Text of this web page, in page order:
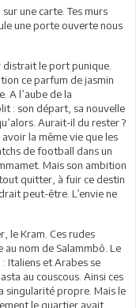
une carte. Tes murs
une porte ouverte nous
distrait le port punique.
ce parfum de jasmin
A l’aube de la
: son départ, sa nouvelle
Aurait-il du rester ?
la même vie que les
de football dans un
Mais son ambition
quitter, à fuir ce destin
peut-être. L’envie ne
le Kram. Ces rudes
nom de Salammbô. Le
Italiens et Arabes se
au couscous. Ainsi ces
singularité propre. Mais le
le quartier avait